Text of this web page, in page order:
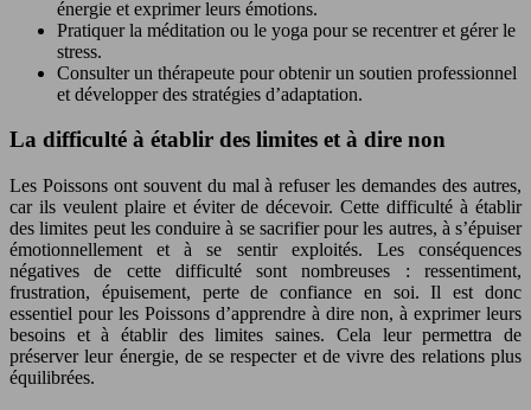
énergie et exprimer leurs émotions.
Pratiquer la méditation ou le yoga pour se recentrer et gérer le
stress.
Consulter un thérapeute pour obtenir un soutien professionnel
et développer des stratégies d’adaptation.
La difficulté à établir des limites et à dire non
Les Poissons ont souvent du mal à refuser les demandes des autres,
car ils veulent plaire et éviter de décevoir. Cette difficulté à établir
des limites peut les conduire à se sacrifier pour les autres, à s’épuiser
émotionnellement et à se sentir exploités. Les conséquences
négatives de cette difficulté sont nombreuses : ressentiment,
frustration, épuisement, perte de confiance en soi. Il est donc
essentiel pour les Poissons d’apprendre à dire non, à exprimer leurs
besoins et à établir des limites saines. Cela leur permettra de
préserver leur énergie, de se respecter et de vivre des relations plus
équilibrées.